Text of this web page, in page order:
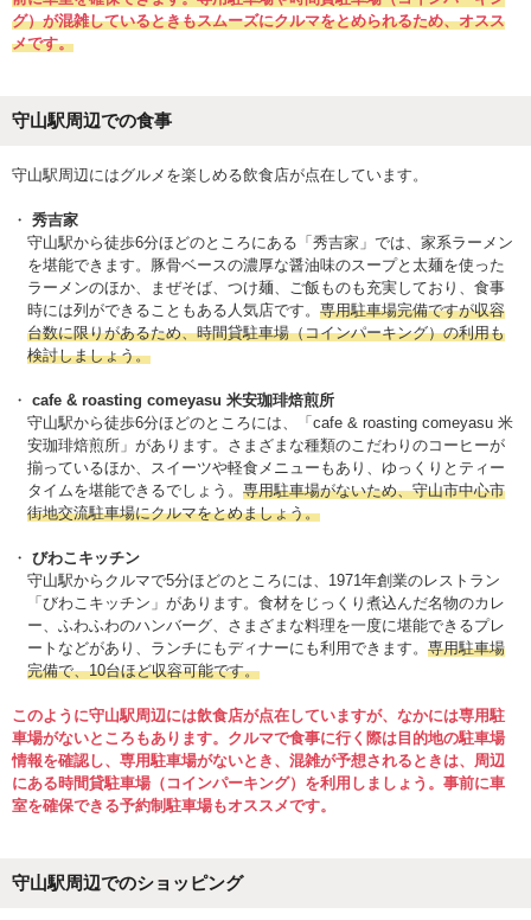
グ）が混雑しているときもスムーズにクルマをとめられるため、オスス
メです。
守山駅周辺での食事
守山駅周辺にはグルメを楽しめる飲食店が点在しています。
秀吉家
守山駅から徒歩6分ほどのところにある「秀吉家」では、家系ラーメン
を堪能できます。豚骨ベースの濃厚な醤油味のスープと太麺を使った
ラーメンのほか、まぜそば、つけ麺、ご飯ものも充実しており、食事
時には列ができることもある人気店です。 専用駐車場完備ですが収容
台数に限りがあるため、時間貸駐車場（コインパーキング）の利用も
検討しましょう。
cafe & roasting comeyasu 米安珈琲焙煎所
守山駅から徒歩6分ほどのところには、「cafe & roasting comeyasu 米
安珈琲焙煎所」があります。さまざまな種類のこだわりのコーヒーが
揃っているほか、スイーツや軽食メニューもあり、ゆっくりとティー
タイムを堪能できるでしょう。 専用駐車場がないため、守山市中心市
街地交流駐車場にクルマをとめましょう。
びわこキッチン
守山駅からクルマで5分ほどのところには、1971年創業のレストラン
「びわこキッチン」があります。食材をじっくり煮込んだ名物のカレ
ー、ふわふわのハンバーグ、さまざまな料理を一度に堪能できるプレ
ートなどがあり、ランチにもディナーにも利用できます。 専用駐車場
完備で、10台ほど収容可能です。
このように守山駅周辺には飲食店が点在していますが、なかには専用駐
車場がないところもあります。クルマで食事に行く際は目的地の駐車場
情報を確認し、専用駐車場がないとき、混雑が予想されるときは、周辺
にある時間貸駐車場（コインパーキング）を利用しましょう。事前に車
室を確保できる予約制駐車場もオススメです。
守山駅周辺でのショッピング